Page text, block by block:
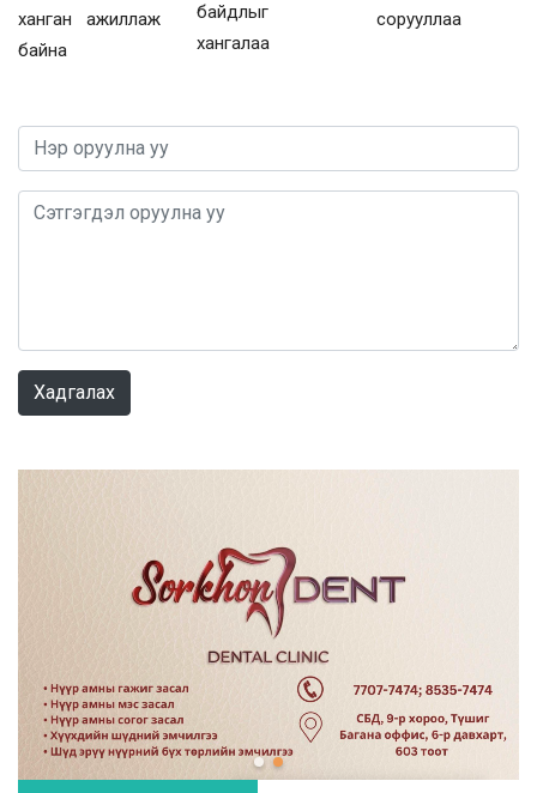
ханган ажиллаж
байна
байдлыг
хангалаа
сорууллаа
Хадгалах